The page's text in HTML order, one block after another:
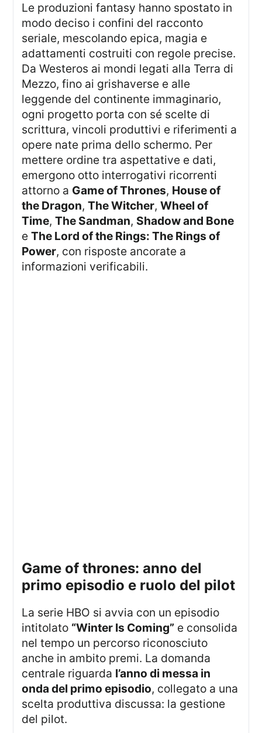
Le produzioni fantasy hanno spostato in
modo deciso i confini del racconto
seriale, mescolando epica, magia e
adattamenti costruiti con regole precise.
Da Westeros ai mondi legati alla Terra di
Mezzo, fino ai grishaverse e alle
leggende del continente immaginario,
ogni progetto porta con sé scelte di
scrittura, vincoli produttivi e riferimenti a
opere nate prima dello schermo. Per
mettere ordine tra aspettative e dati,
emergono otto interrogativi ricorrenti
attorno a Game of Thrones, House of
the Dragon,The Witcher,Wheel of
Time,The Sandman, Shadow and Bone
eThe Lord of the Rings: The Rings of
Power, con risposte ancorate a
informazioni verificabili.
game of thrones: anno del
primo episodio e ruolo del pilot
La serie HBO si avvia con un episodio
intitolato “Winter Is Coming” e consolida
nel tempo un percorso riconosciuto
anche in ambito premi. La domanda
centrale riguarda l’anno di messa in
onda del primo episodio, collegato a una
scelta produttiva discussa: la gestione
del pilot.